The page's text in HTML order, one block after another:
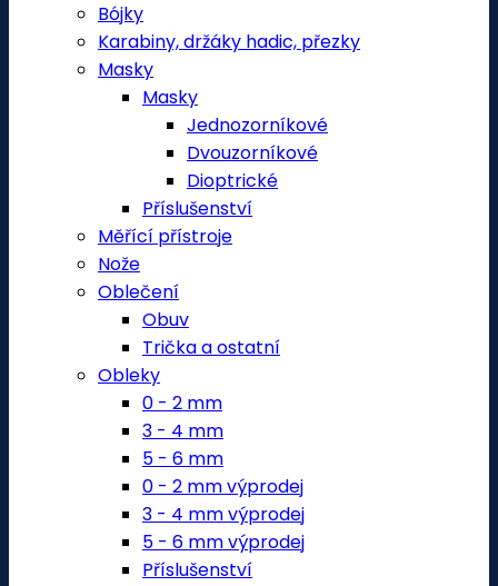
Bójky
Karabiny, držáky hadic, přezky
Masky
Masky
Jednozorníkové
Dvouzorníkové
Dioptrické
Příslušenství
Měřící přístroje
Nože
Oblečení
Obuv
Trička a ostatní
Obleky
0 - 2 mm
3 - 4 mm
5 - 6 mm
0 - 2 mm výprodej
3 - 4 mm výprodej
5 - 6 mm výprodej
Příslušenství